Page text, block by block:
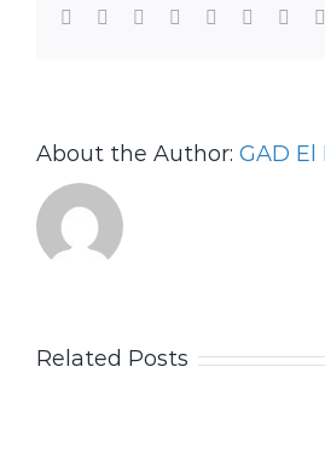
Facebook
TwitterLinkedIn
Reddit WhatsApp
Tumblr
About the Author: GAD El
Related Posts